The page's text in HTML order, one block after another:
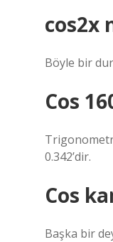
cos2x
Böyle bir
Cos
0.342’dir.
Cos
Başka bir